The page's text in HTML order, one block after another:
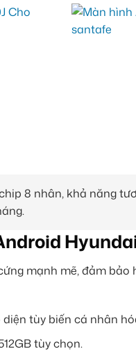
8 nhân, khả năng
mạnh mẽ, đảm
diện tùy biến cá nhân
tùy chọn.